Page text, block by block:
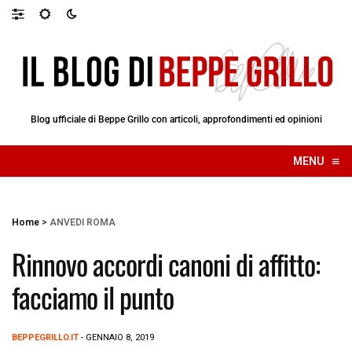
Blog ufficiale di Beppe Grillo con articoli, approfondimenti ed opinioni
MENU ≡
☰
Home > ANVEDI ROMA
Rinnovo accordi canoni di affitto:
facciamo il punto
BEPPEGRILLO.IT - GENNAIO 8, 2019